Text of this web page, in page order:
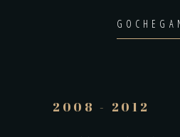
2008 - 2012